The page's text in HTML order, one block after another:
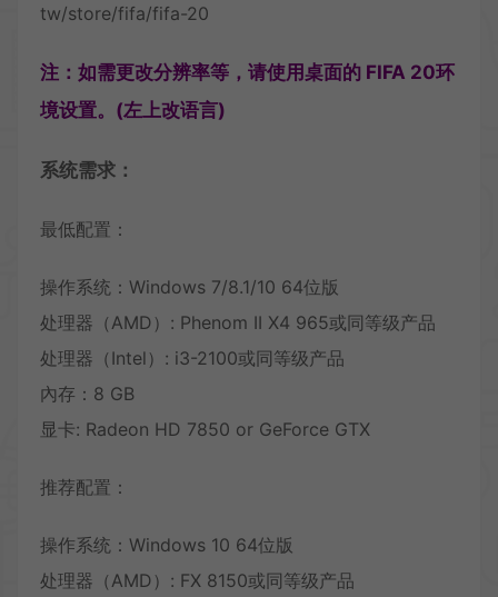
tw/store/fifa/fifa-20
注：如需更改分辨率等，请使用桌面的 FIFA 20环
境设置。(左上改语言)
系统需求：
最低配置：
操作系统：Windows 7/8.1/10 64位版
处理器（AMD）: Phenom II X4 965或同等级产品
处理器（Intel）: i3-2100或同等级产品
內存：8 GB
显卡: Radeon HD 7850 or GeForce GTX
推荐配置：
操作系统：Windows 10 64位版
处理器（AMD）: FX 8150或同等级产品